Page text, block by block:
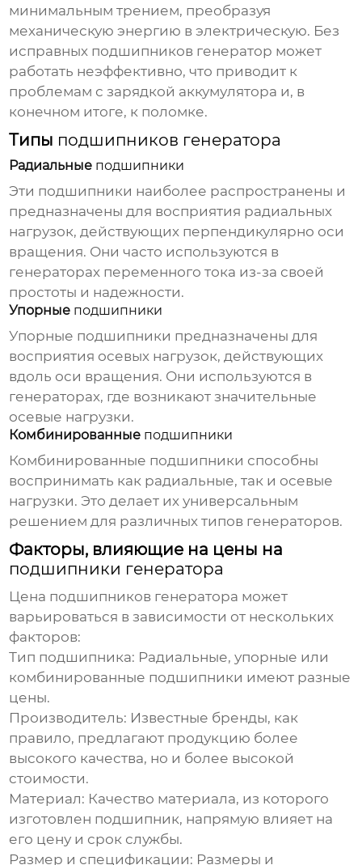
минимальным трением, преобразуя
механическую энергию в электрическую. Без
исправных подшипников генератор может
работать неэффективно, что приводит к
проблемам с зарядкой аккумулятора и, в
конечном итоге, к поломке.
Типы подшипников генератора
Радиальные подшипники
Эти подшипники наиболее распространены и
предназначены для восприятия радиальных
нагрузок, действующих перпендикулярно оси
вращения. Они часто используются в
генераторах переменного тока из-за своей
простоты и надежности.
Упорные подшипники
Упорные подшипники предназначены для
восприятия осевых нагрузок, действующих
вдоль оси вращения. Они используются в
генераторах, где возникают значительные
осевые нагрузки.
Комбинированные подшипники
Комбинированные подшипники способны
воспринимать как радиальные, так и осевые
нагрузки. Это делает их универсальным
решением для различных типов генераторов.
Факторы, влияющие на цены на
подшипники генератора
Цена подшипников генератора может
варьироваться в зависимости от нескольких
факторов:
Тип подшипника: Радиальные, упорные или
комбинированные подшипники имеют разные
цены.
Производитель: Известные бренды, как
правило, предлагают продукцию более
высокого качества, но и более высокой
стоимости.
Материал: Качество материала, из которого
изготовлен подшипник, напрямую влияет на
его цену и срок службы.
Размер и спецификации: Размеры и